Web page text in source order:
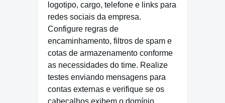
logotipo, cargo, telefone e links para
redes sociais da empresa.
Configure regras de
encaminhamento, filtros de spam e
cotas de armazenamento conforme
as necessidades do time. Realize
testes enviando mensagens para
contas externas e verifique se os